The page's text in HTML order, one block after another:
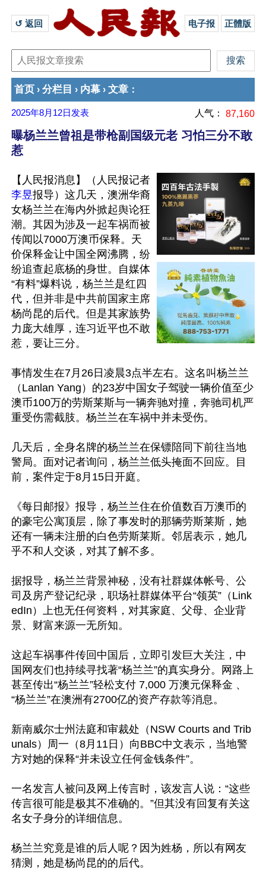
↺ 返回 电子报 正體版
首页 › 分栏目 › 内幕 › 文章 ：
2025年8月12日 发表 人气： 87,160
曝杨兰兰曾祖是带枪副国级元老 习怕三分不敢
惹
【人民报消息】（人民报记者
李昱报导）这几天，澳洲华裔
女杨兰兰在海内外掀起舆论狂
潮。其因为涉及一起车祸而被
传闻以7000万澳币保释。天
价保释金让中国全网沸腾，纷
纷追查起底杨的身世。自媒体
“有料”爆料说，杨兰兰是红四
代，但并非是中共前国家主席
杨尚昆的后代。但是其家族势
力庞大雄厚，连习近平也不敢
惹，要让三分。
事情发生在7月26日凌晨3点半左右。这名叫杨兰兰
（Lanlan Yang）的23岁中国女子驾驶一辆价值至少
澳币100万的劳斯莱斯与一辆奔驰对撞，奔驰司机严
重受伤需截肢。杨兰兰在车祸中并未受伤。
几天后，全身名牌的杨兰兰在保镖陪同下前往当地
警局。面对记者询问，杨兰兰低头掩面不回应。目
前，案件定于8月15日开庭。
《每日邮报》报导，杨兰兰住在价值数百万澳币的
的豪宅公寓顶层，除了事发时的那辆劳斯莱斯，她
还有一辆未注册的白色劳斯莱斯。邻居表示，她几
乎不和人交谈，对其了解不多。
据报导，杨兰兰背景神秘，没有社群媒体帐号、公
司及房产登记纪录，职场社群媒体平台“领英”（Link
edIn）上也无任何资料，对其家庭、父母、企业背
景、财富来源一无所知。
这起车祸事件传回中国后，立即引发巨大关注，中
国网友们也持续寻找著“杨兰兰”的真实身分。网路上
甚至传出“杨兰兰”轻松支付 7,000 万澳元保释金 、
“杨兰兰”在澳洲有2700亿的资产存款等消息。
新南威尔士州法庭和审裁处（NSW Courts and Trib
unals）周一（8月11日）向BBC中文表示，当地警
方对她的保释“并未设立任何金钱条件”。
一名发言人被问及网上传言时，该发言人说：“这些
传言很可能是极其不准确的。”但其没有回复有关这
名女子身分的详细信息。
杨兰兰究竟是谁的后人呢？因为姓杨，所以有网友
猜测，她是杨尚昆的的后代。